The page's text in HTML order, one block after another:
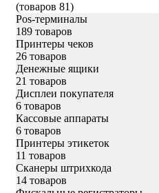
(товаров 81)
Pos-терминалы
189 товаров
Принтеры чеков
26 товаров
Денежные ящики
21 товаров
Дисплеи покупателя
6 товаров
Кассовые аппараты
6 товаров
Принтеры этикеток
11 товаров
Сканеры штрихкода
14 товаров